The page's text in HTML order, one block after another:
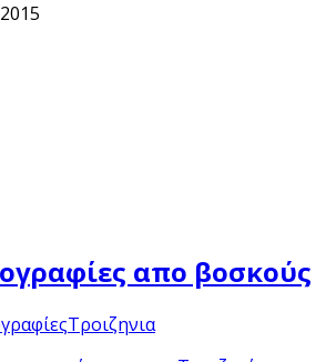
απο βοσκούς
Τροιζηνια